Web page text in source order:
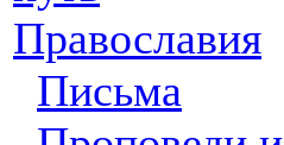
Православия
Письма